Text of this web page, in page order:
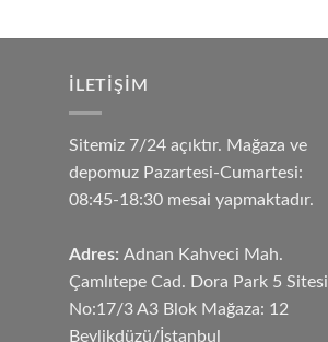
İLETIŞIM
Sitemiz 7/24 açıktır. Mağaza ve
depomuz Pazartesi-Cumartesi:
08:45-18:30 mesai yapmaktadır.
Adres: Adnan Kahveci Mah.
Çamlıtepe Cad. Dora Park 5 Sitesi
No:17/3 A3 Blok Mağaza: 12
Beylikdüzü/İstanbul